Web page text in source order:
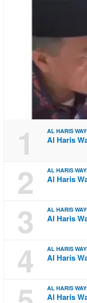
1 AL HARIS
Al Haris
2 AL HARIS
Al Haris
3 AL HARIS
Al Haris
4 AL HARIS
Al Haris
AL HARIS
Al Haris